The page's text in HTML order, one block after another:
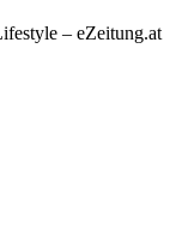
– eZeitung.at